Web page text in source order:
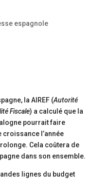
espagnole
la AIREF (Autorité
Fiscale) a calculé que la
pourrait faire
croissance l’année
Cela coûtera de
dans son ensemble.
lignes du budget